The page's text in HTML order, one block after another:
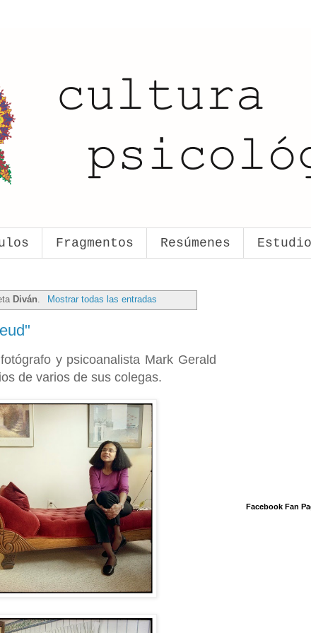
Fragmentos Resúmenes
Diván Mostrar todas las entradas
y psicoanalista Mark Gerald
de varios de sus colegas.
Facebook Fan